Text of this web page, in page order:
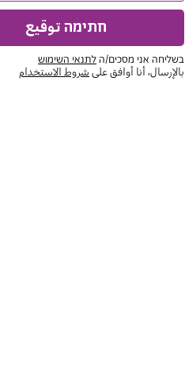
חתימה توقيع
בשליחה אני מסכים/הלתנאי השימוש
بالإرسال، أنا أوافق علىشروط الاستخدام